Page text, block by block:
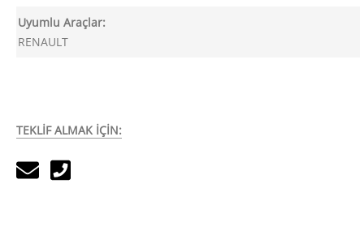
Uyumlu Araçlar:
RENAULT
TEKLİF ALMAK İÇİN: